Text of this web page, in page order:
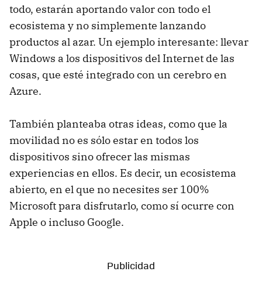
todo, estarán aportando valor con todo el
ecosistema y no simplemente lanzando
productos al azar. Un ejemplo interesante: llevar
Windows a los dispositivos del Internet de las
cosas, que esté integrado con un cerebro en
Azure.
También planteaba otras ideas, como que la
movilidad no es sólo estar en todos los
dispositivos sino ofrecer las mismas
experiencias en ellos. Es decir, un ecosistema
abierto, en el que no necesites ser 100%
Microsoft para disfrutarlo, como sí ocurre con
Apple o incluso Google.